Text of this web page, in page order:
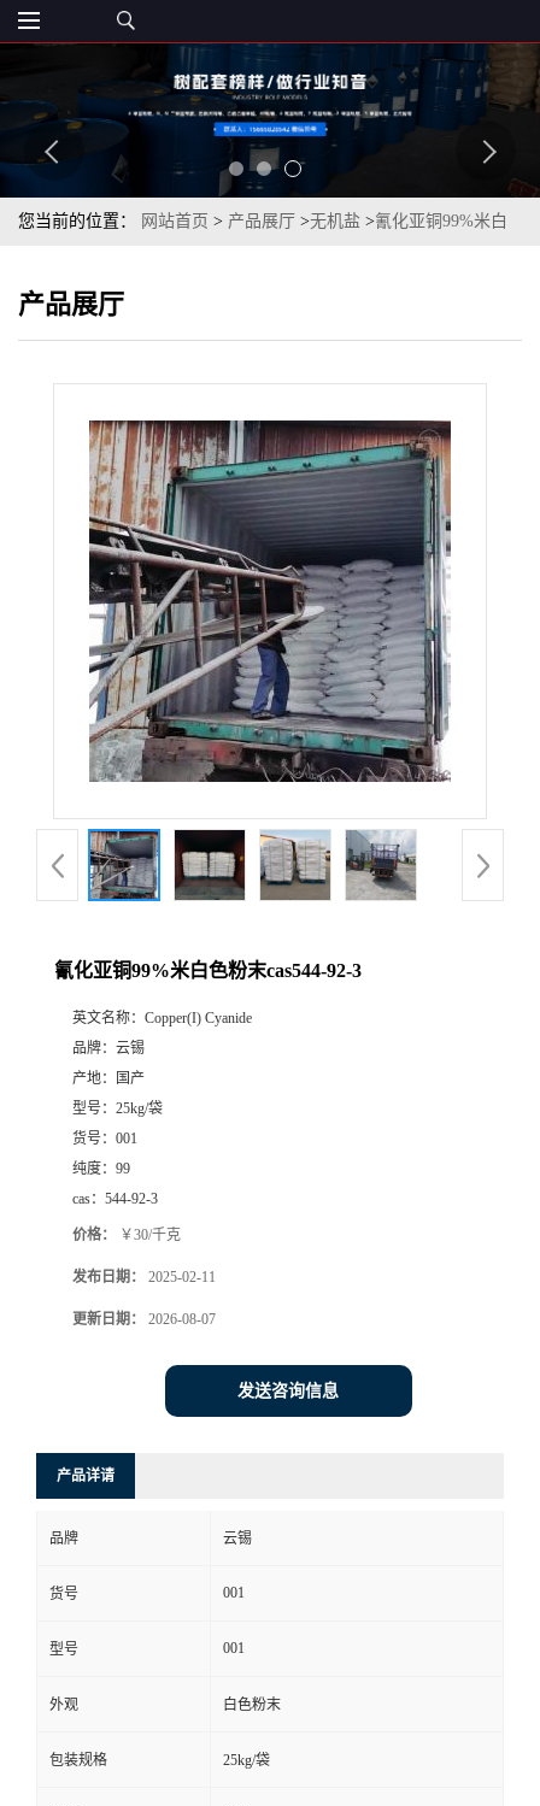
您当前的位置： 网站首页 > 产品展厅 >无机盐 >氰化亚铜99%米白
产品展厅
氰化亚铜99%米白色粉末cas544-92-3
英文名称： Copper(I) Cyanide
品牌： 云锡
产地：
国产
型号： 25kg/袋
货号： 001
纯度： 99
cas： 544-92-3
价格： ￥30/千克
发布日期： 2025-02-11
更新日期： 2026-08-07
发送咨询信息
产品详请
品牌 云锡
货号 001
型号 001
外观 白色粉末
包装规格 25kg/袋